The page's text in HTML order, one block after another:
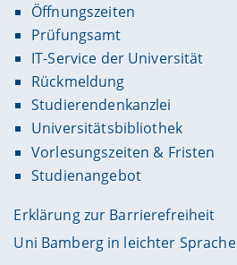
Öffnungszeiten
Prüfungsamt
IT-Service der Universität
Rückmeldung
Studierendenkanzlei
Universitätsbibliothek
Vorlesungszeiten & Fristen
Studienangebot
Erklärung zur Barrierefreiheit
Uni Bamberg in leichter Sprache